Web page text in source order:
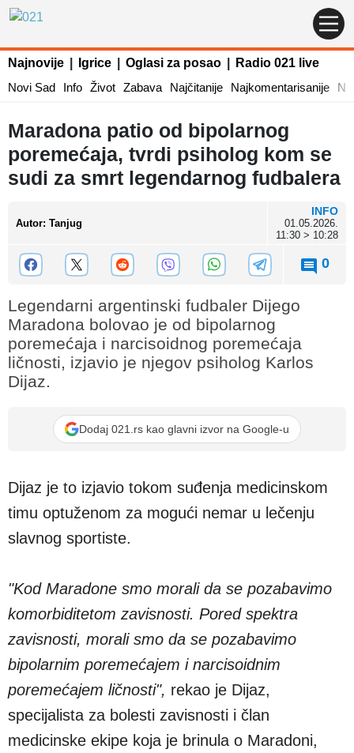
Najnovije Igrice Oglasi za posao
Radio 021 live
Novi Sad
Info Život Zabava Najčitanije Najkomentarisanije
Maradona patio od bipolarnog
poremećaja, tvrdi psiholog kom se
sudi za smrt legendarnog fudbalera
Autor: Tanjug
INFO
01.05.2026.
11:30 > 10:28
0
Legendarni argentinski fudbaler Dijego
Maradona bolovao je od bipolarnog
poremećaja i narcisoidnog poremećaja
ličnosti, izjavio je njegov psiholog Karlos
Dijaz.
Dodaj 021.rs kao glavni izvor na Google-u
Dijaz je to izjavio tokom suđenja medicinskom
timu optuženom za mogući nemar u lečenju
slavnog sportiste.
"Kod Maradone smo morali da se pozabavimo
komorbiditetom zavisnosti. Pored spektra
zavisnosti, morali smo da se pozabavimo
bipolarnim poremećajem i narcisoidnim
poremećajem ličnosti", rekao je Dijaz,
specijalista za bolesti zavisnosti i član
medicinske ekipe koja je brinula o Maradoni,